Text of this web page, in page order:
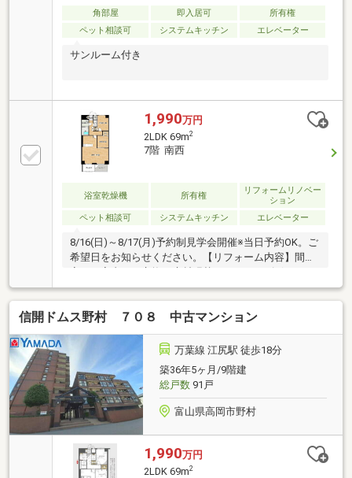
角部屋 即入居可
所有権
ペット相談可
システムキッチン エレベーター
サンルーム付き
1,990万円
2LDK 69m2
7階 南西
浴室乾燥機 所有権
リフォームリノベー
ション
ペット相談可
システムキッチン エレベーター
8/16(日)～8/17(月)予約制見学会開催※当日予約OK。ご
希望日をお知らせください。【リフォーム内容】間取
交換、クロス張替え【おすすめポイント】・本物件は
条件により住宅ローン減税が適用されます。・お客様
に合わせたローンの組み方や金融機関をご提案。住宅
ローンが初めての方でもお気軽にご相談ください。
信開ドムス野村 ７０８ 中古マンション
万葉線 江尻駅 徒歩18分
築36年5ヶ月/9階建
総戸数91戸
富山県高岡市野村
1,990万円
2LDK 69m2